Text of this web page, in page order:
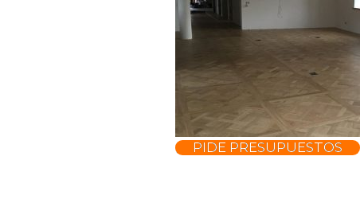
parquet blanco
PIDE PRESUPUESTOS